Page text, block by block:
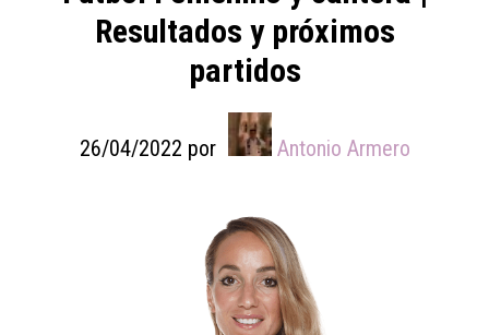
Resultados y próximos
partidos
26/04/2022 por Antonio Armero